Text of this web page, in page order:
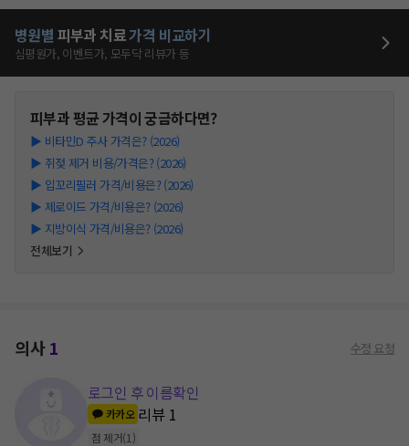
병원별 피부과 치료가격 비교하기
심평원가, 이벤트가, 모두닥 리뷰가 등
피부과평균 가격이 궁금하다면?
▶ 비타민D 주사 가격은? (2026)
▶ 쥐젖 제거 비용/가격은? (2026)
▶ 입꼬리필러 가격/비용은? (2026)
▶ 제로이드 가격/비용은? (2026)
▶ 지방이식 가격/비용은? (2026)
전체보기
의사1 수정 요청
로그인 후 이름확인
카카오 리뷰 1
점 제거(1 )